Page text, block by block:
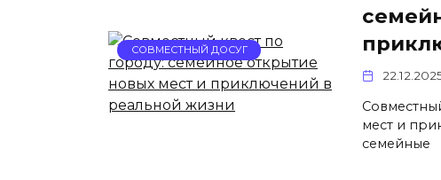
СОВМЕСТНЫЙ ДОСУГ
мест и
семейные